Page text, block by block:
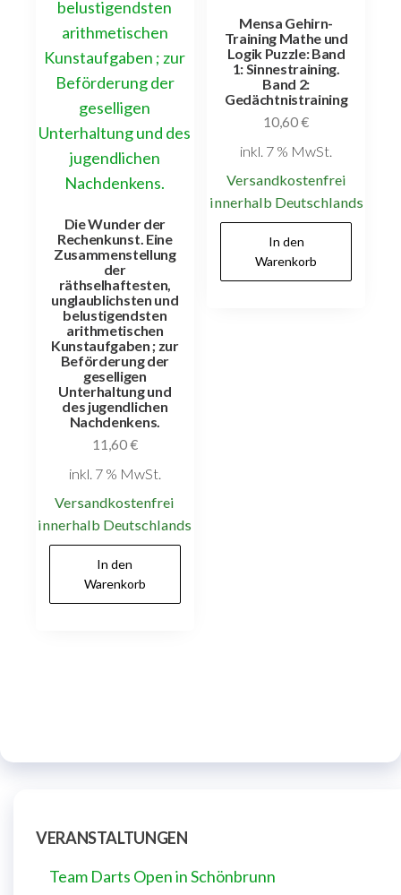
Die Wunder der
Rechenkunst. Eine
Zusammenstellung
der
räthselhaftesten,
unglaublichsten und
belustigendsten
arithmetischen
Kunstaufgaben ; zur
Beförderung der
geselligen
Unterhaltung und
des jugendlichen
Nachdenkens.
11,60€
inkl. 7 % MwSt.
Versandkostenfrei
innerhalb Deutschlands
In den
Warenkorb
Mensa Gehirn-
Training Mathe und
Logik Puzzle: Band
1: Sinnestraining.
Band 2:
Gedächtnistraining
10,60€
inkl. 7 % MwSt.
Versandkostenfrei
innerhalb Deutschlands
In den
Warenkorb
VERANSTALTUNGEN
Team Darts Open in Schönbrunn